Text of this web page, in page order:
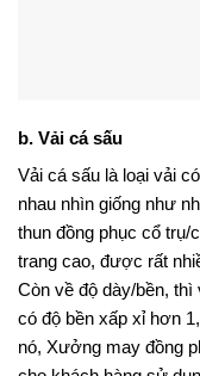
b. Vải cá sấu
Vải cá sấu là loại vải
nhau nhìn giống như
thun đồng phục cổ trụ/
trang cao, được rất
Còn về độ dày/bền,
có độ bền xấp xỉ hơn
nó, Xưởng may đồng